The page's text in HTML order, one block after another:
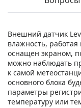
Внешний датчик
влажность,
оснащен экраном,
можно наблюдать
к самой
основного блока
параметры
температуру или